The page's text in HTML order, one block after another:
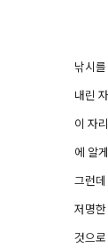
낚시
내린
이 자
에 알
그런
저명
것으로